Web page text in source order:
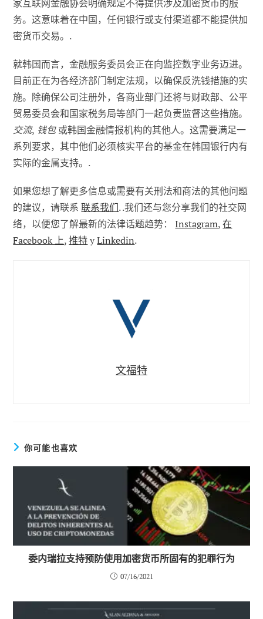
家互联网金融协会明确规定不得提供涉及加密货币的服
务。这意味着在中国，任何银行或支付渠道都不能提供加
密货币交易。.
就韩国而言，金融服务委员会正在向监控数字业务迈进。
目前正在为各经济部门制定法规，以确保反洗钱措施的实
施。除确保公司注册外，各商业部门还将与财政部、公平
贸易委员会和国家税务局等部门一起负责监督这些措施。
交流, 钱包或韩国金融情报机构的其他人。这需要满足一
系列要求，其中他们必须核实平台的基金在韩国银行内有
实际的金属支持。.
如果您想了解更多信息或需要有关刑法和商法的其他问题
的建议，请联系联系我们. .我们还与您分享我们的社交网
络，以便您了解最新的法律话题趋势：Instagram,在
Facebook 上,推特yLinkedin.
文福特
你可能也喜欢
委内瑞拉支持预防使用加密货币所固有的犯罪行为
07/16/2021